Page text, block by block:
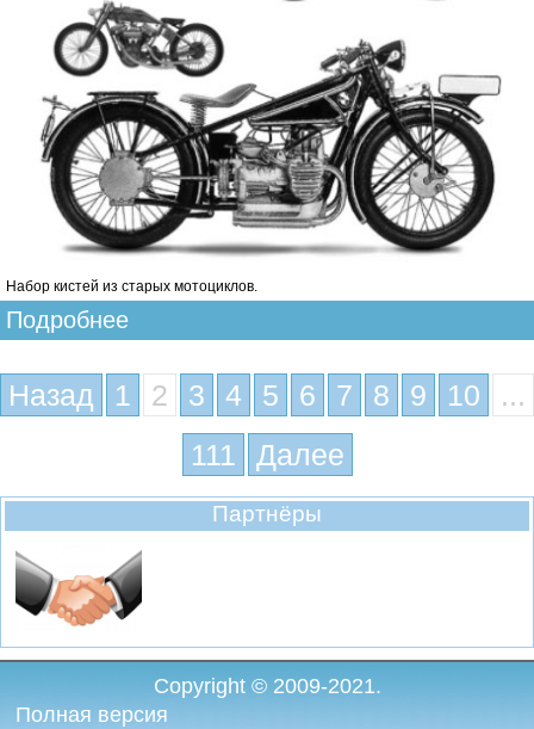
Набор кистей из старых мотоциклов.
Подробнее
Назад 1 2 3 4 5 6 7 8 9 10
...
111
Далее
Партнёры
Copyright © 2009-2021.
Полная версия